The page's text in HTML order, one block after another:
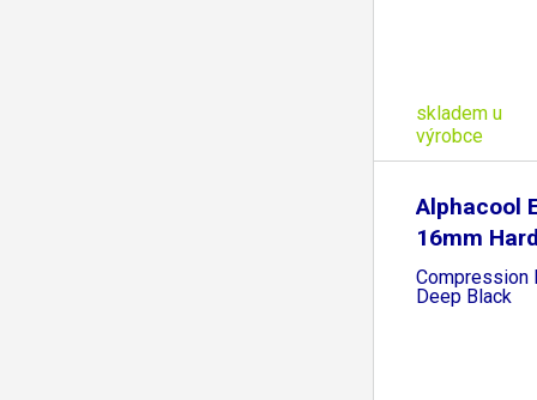
skladem u
výrobce
Alphacool
16mm
Compression
Deep Black